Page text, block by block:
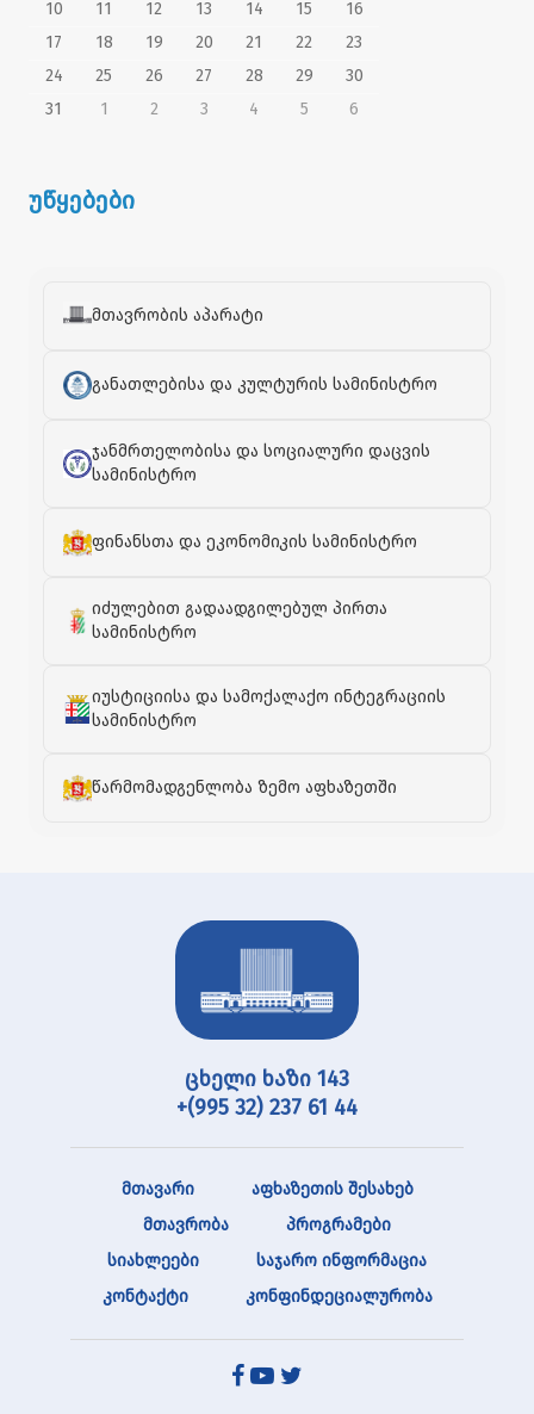
10
11 12 13 14 15
16
17
18 19 20 21 22
23
24
25 26 27 28 29
30
31
1 2 3 4 5 6
უწყებები
მთავრობის აპარატი
განათლებისა და კულტურის სამინისტრო
ჯანმრთელობისა და სოციალური დაცვის
სამინისტრო
ფინანსთა და ეკონომიკის სამინისტრო
იძულებით გადაადგილებულ პირთა
სამინისტრო
იუსტიციისა და სამოქალაქო ინტეგრაციის
სამინისტრო
წარმომადგენლობა ზემო აფხაზეთში
ცხელი ხაზი 143
+(995 32) 237 61 44
მთავარი
აფხაზეთის შესახებ
მთავრობა
პროგრამები
სიახლეები
საჯარო ინფორმაცია
კონტაქტი
კონფინდეციალურობა